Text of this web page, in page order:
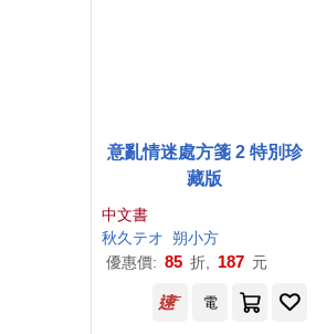
意亂情迷處方箋 2 特別珍
藏版
中文書
秋久テオ 朔小方
優惠價: 85 折, 187 元
電